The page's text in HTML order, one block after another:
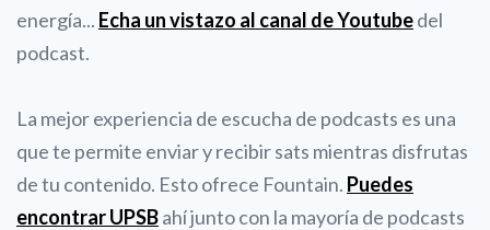
energía... Echa un vistazo al canal de Youtubedel
podcast.
La mejor experiencia de escucha de podcasts es una
que te permite enviar y recibir sats mientras disfrutas
de tu contenido. Esto ofrece Fountain. Puedes
encontrar UPSBahí junto con la mayoría de podcasts